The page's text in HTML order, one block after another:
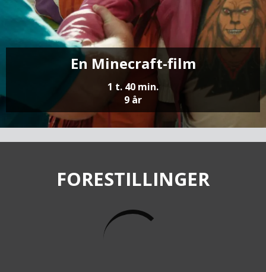
En Minecraft-film
1 t. 40 min.
9 år
FORESTILLINGER